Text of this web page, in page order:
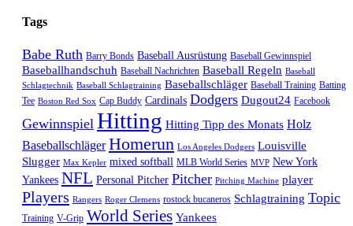
Tags
Babe Ruth Barry Bonds Baseball Ausrüstung Baseball Gewinnspiel
Baseballhandschuh Baseball Nachrichten Baseball Regeln Baseball
Schlagtechnik Baseball Schlagtraining Baseballschläger Baseball Training Batting
Tee Boston Red Sox Cap Buddy Cardinals Dodgers Dugout24 Facebook
Gewinnspiel Hitting Hitting Tipp des Monats Holz
Baseballschläger Homerun Los Angeles Dodgers Louisville
Slugger Max Kepler mixed softball MLB World Series MVP New York
Yankees NFL Personal Pitcher Pitcher Pitching Machine player
Players Rangers Roger Clemens rostock bucaneros Schlagtraining Topic
Training V-Grip World Series Yankees